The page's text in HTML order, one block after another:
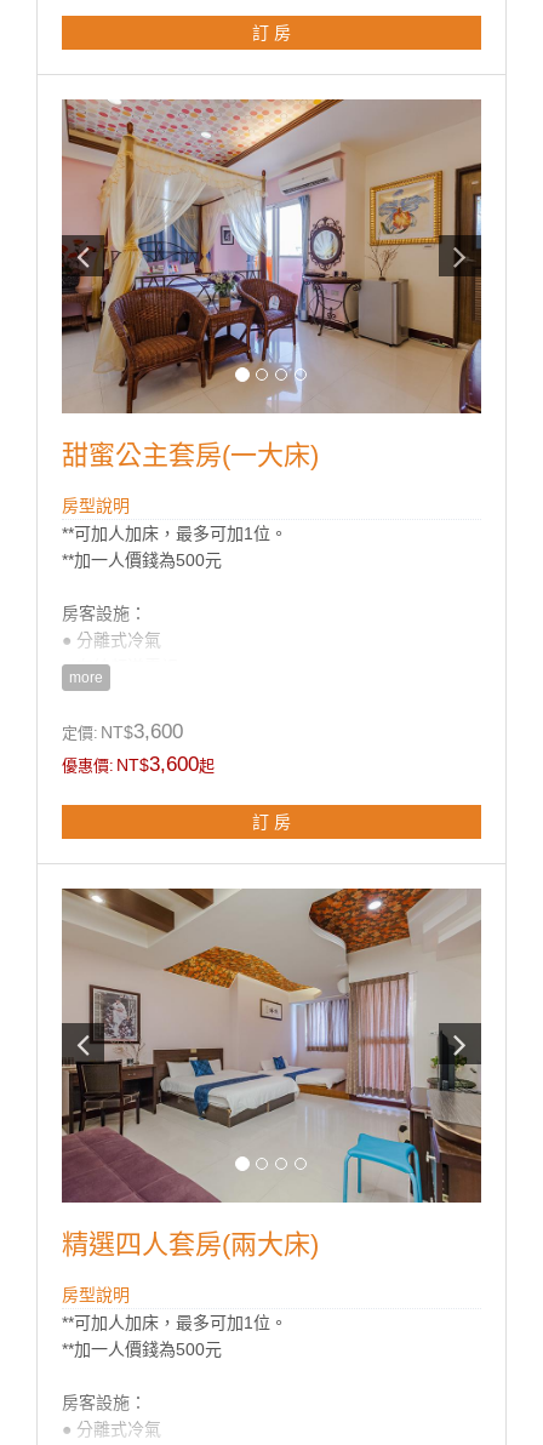
● 電熱壼
**國旅卡訂房請於下單同時勾選備註即可。
訂 房
甜蜜公主套房(一大床)
房型說明
**可加人加床，最多可加1位。
**加一人價錢為500元
房客設施：
● 分離式冷氣
● 有線頻道電視
● 房內冰箱
● 飯店式盥洗用具
● 吹風機
● 獨立衛浴
● 電熱壼
**國旅卡訂房請於下單同時勾選備註即可。
more
定價: NT$3,600
優惠價: NT$3,600起
訂 房
精選四人套房(兩大床)
房型說明
**可加人加床，最多可加1位。
**加一人價錢為500元
房客設施：
● 分離式冷氣